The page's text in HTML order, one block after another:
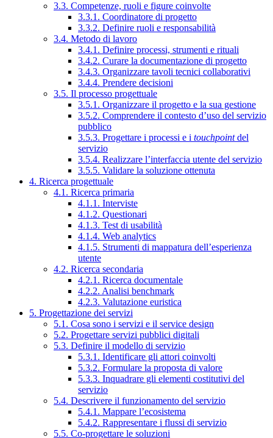
3.3. Competenze, ruoli e figure coinvolte
3.3.1. Coordinatore di progetto
3.3.2. Definire ruoli e responsabilità
3.4. Metodo di lavoro
3.4.1. Definire processi, strumenti e rituali
3.4.2. Curare la documentazione di progetto
3.4.3. Organizzare tavoli tecnici collaborativi
3.4.4. Prendere decisioni
3.5. Il processo progettuale
3.5.1. Organizzare il progetto e la sua gestione
3.5.2. Comprendere il contesto d’uso del servizio
pubblico
3.5.3. Progettare i processi e i touchpointdel
servizio
3.5.4. Realizzare l’interfaccia utente del servizio
3.5.5. Validare la soluzione ottenuta
4. Ricerca progettuale
4.1. Ricerca primaria
4.1.1. Interviste
4.1.2. Questionari
4.1.3. Test di usabilità
4.1.4. Web analytics
4.1.5. Strumenti di mappatura dell’esperienza
utente
4.2. Ricerca secondaria
4.2.1. Ricerca documentale
4.2.2. Analisi benchmark
4.2.3. Valutazione euristica
5. Progettazione dei servizi
5.1. Cosa sono i servizi e il service design
5.2. Progettare servizi pubblici digitali
5.3. Definire il modello di servizio
5.3.1. Identificare gli attori coinvolti
5.3.2. Formulare la proposta di valore
5.3.3. Inquadrare gli elementi costitutivi del
servizio
5.4. Descrivere il funzionamento del servizio
5.4.1. Mappare l’ecosistema
5.4.2. Rappresentare i flussi di servizio
5.5. Co-progettare le soluzioni